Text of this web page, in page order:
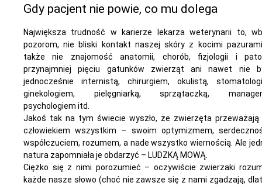
Gdy pacjent nie powie, co mu dolega
Największa trudność w karierze lekarza weterynarii to,
pozorom, nie bliski kontakt naszej skóry z kocimi
także nie znajomość anatomii, chorób, fizjologii i
przynajmniej pięciu gatunków zwierząt ani nawet nie
jednocześnie internistą, chirurgiem, okulistą,
ginekologiem, pielęgniarką, sprzątaczką,
psychologiem itd.
Jakoś tak na tym świecie wyszło, że zwierzęta przeważają
człowiekiem wszystkim – swoim optymizmem,
współczuciem, rozumem, a nade wszystko wiernością. Ale
natura zapomniała je obdarzyć – LUDZKĄ MOWĄ.
Ciężko się z nimi porozumieć – oczywiście zwierzaki
każde nasze słowo (choć nie zawsze się z nami zgadzają,